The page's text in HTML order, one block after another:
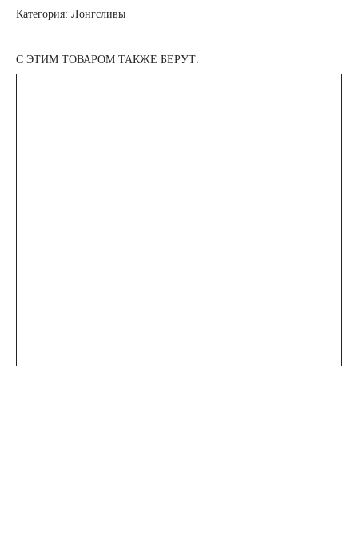
Категория: Лонгсливы
С ЭТИМ ТОВАРОМ ТАКЖЕ БЕРУТ: